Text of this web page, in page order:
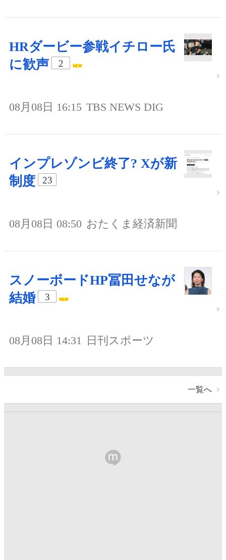
HRダービー参戦イチロー氏
に歓声
2
08月08日 16:15 TBS NEWS DIG
インプレゾンビ終了? Xが新
制度
23
08月08日 08:50 おたくま経済新聞
スノーボードHP冨田せなが
結婚
3
08月08日 14:31 日刊スポーツ
一覧へ